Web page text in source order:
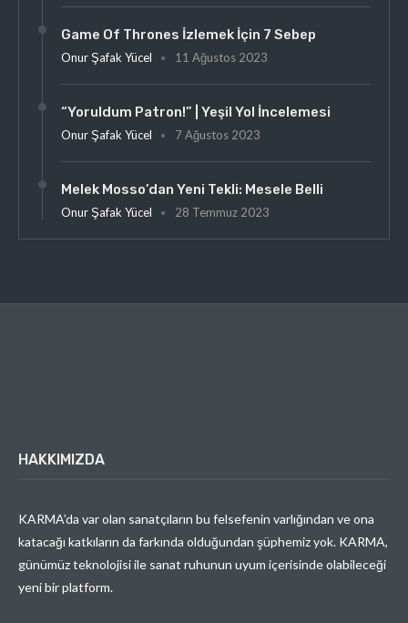
Game Of Thrones İzlemek İçin 7 Sebep
Onur Şafak Yücel 11 Ağustos 2023
“Yoruldum Patron!” | Yeşil Yol İncelemesi
Onur Şafak Yücel 7 Ağustos 2023
Melek Mosso’dan Yeni Tekli: Mesele Belli
Onur Şafak Yücel 28 Temmuz 2023
HAKKIMIZDA
KARMA’da var olan sanatçıların bu felsefenin varlığından ve ona
katacağı katkıların da farkında olduğundan şüphemiz yok. KARMA,
günümüz teknolojisi ile sanat ruhunun uyum içerisinde olabileceği
yeni bir platform.